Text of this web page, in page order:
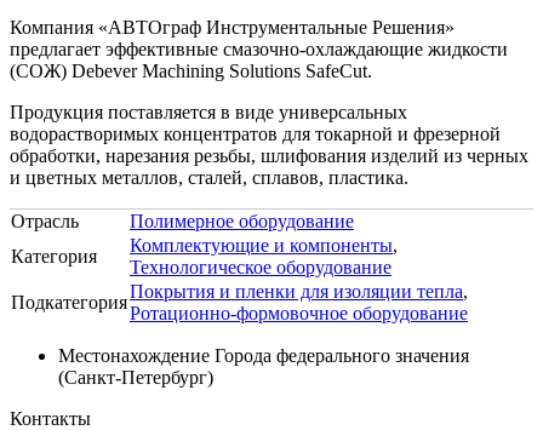
Компания «АВТОграф Инструментальные Решения»
предлагает эффективные смазочно-охлаждающие жидкости
(СОЖ) Debever Machining Solutions SafeCut.
Продукция поставляется в виде универсальных
водорастворимых концентратов для токарной и фрезерной
обработки, нарезания резьбы, шлифования изделий из черных
и цветных металлов, сталей, сплавов, пластика.
Отрасль
Полимерное оборудование
Категория
Комплектующие и компоненты,
Технологическое оборудование
Подкатегория
Покрытия и пленки для изоляции тепла,
Ротационно-формовочное оборудование
Местонахождение Города федерального значения
(Санкт-Петербург)
Контакты